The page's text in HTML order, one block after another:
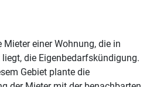
Mieter einer Wohnung, die in
die Eigenbedarfskündigung.
Gebiet plante die